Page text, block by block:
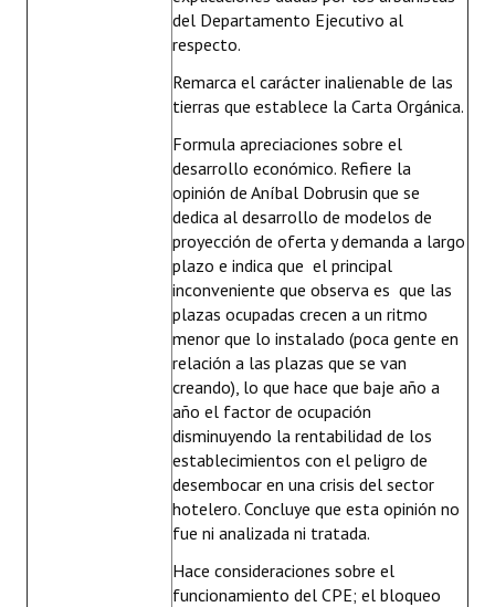
del Departamento Ejecutivo al
respecto.
Remarca el carácter inalienable de las
tierras que establece la Carta Orgánica.
Formula apreciaciones sobre el
desarrollo económico. Refiere la
opinión de Aníbal Dobrusin que se
dedica al desarrollo de modelos de
proyección de oferta y demanda a largo
plazo e indica que el principal
inconveniente que observa es que las
plazas ocupadas crecen a un ritmo
menor que lo instalado (poca gente en
relación a las plazas que se van
creando), lo que hace que baje año a
año el factor de ocupación
disminuyendo la rentabilidad de los
establecimientos con el peligro de
desembocar en una crisis del sector
hotelero. Concluye que esta opinión no
fue ni analizada ni tratada.
Hace consideraciones sobre el
funcionamiento del CPE; el bloqueo